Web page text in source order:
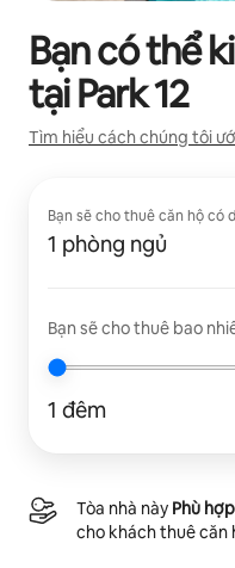
Bạn có thể
tạiPark 12
Tìm hiểu cách chúng tôi
Bạn sẽ cho thuê căn hộ có
1 phòng ngủ
Bạn sẽ cho thuê bao
1 đêm
Tòa nhà này Phù
cho khách thuê căn